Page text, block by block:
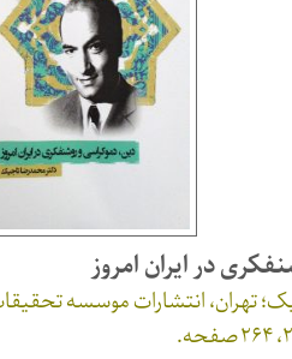
در ایران امروز